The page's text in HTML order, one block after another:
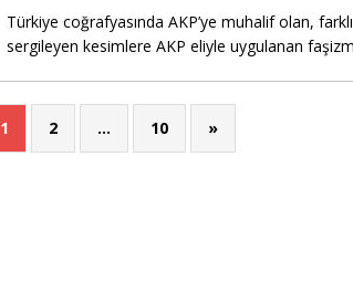
Türkiye coğrafyasında AKP’ye muhalif olan,
sergileyen kesimlere AKP eliyle uygulanan
1 2 … 10 »